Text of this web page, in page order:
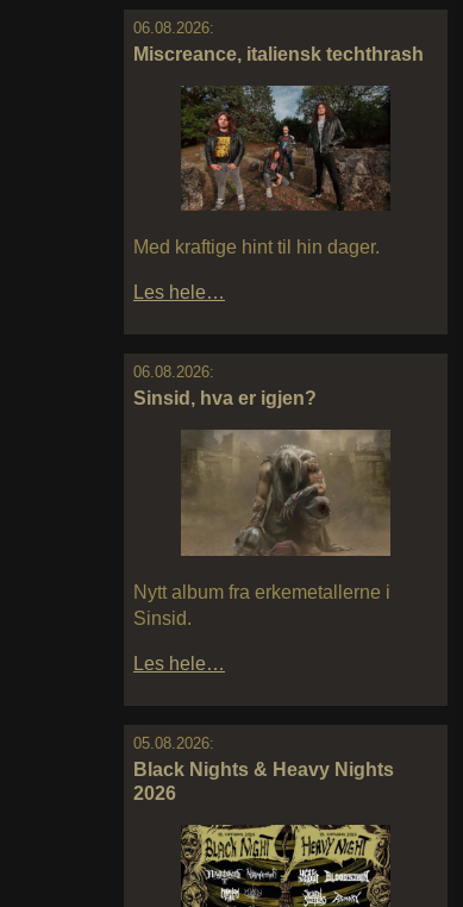
06.08.2026:
Miscreance, italiensk techthrash
Med kraftige hint til hin dager.
Les hele…
06.08.2026:
Sinsid, hva er igjen?
Nytt album fra erkemetallerne i
Sinsid.
Les hele…
05.08.2026:
Black Nights & Heavy Nights
2026